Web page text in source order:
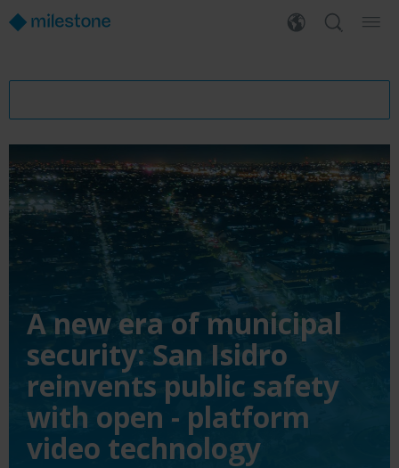
A new era of municipal
security: San Isidro
reinvents public safety
with open - platform
video technology